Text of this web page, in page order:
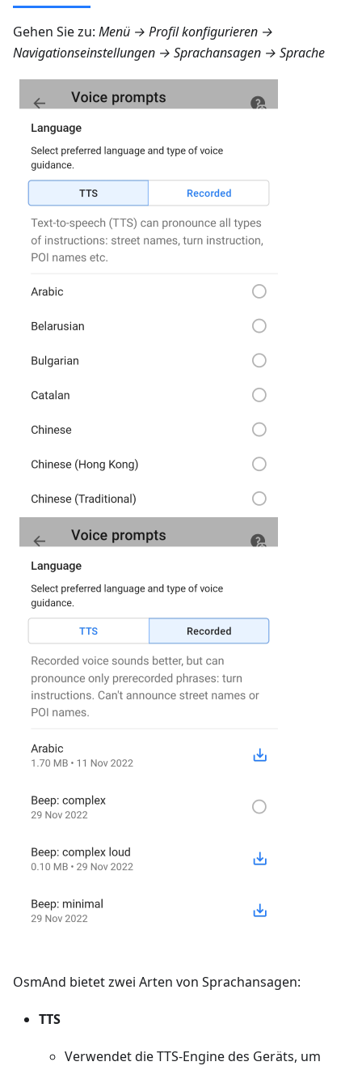
Gehen Sie zu: Menü → Profil konfigurieren →
Navigationseinstellungen → Sprachansagen → Sprache
OsmAnd bietet zwei Arten von Sprachansagen:
TTS
Verwendet die TTS-Engine des Geräts, um